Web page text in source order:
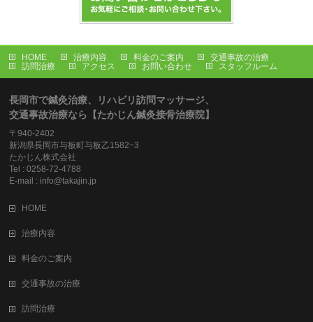
HOME 治療内容 料金のご案内
交通事故の治療
訪問治療
アクセス お問い合わせ スタッフルーム
長岡市で鍼灸治療、リハビリ訪問マッサージ、
交通事故治療なら【たかじん鍼灸接骨治療院】
〒940-2402
新潟県長岡市与板町与板乙1582−3
たかじん株式会社
Tel : 0258-72-4788
E-mail : info@takajin.jp
HOME
治療内容
料金のご案内
交通事故の治療
訪問治療